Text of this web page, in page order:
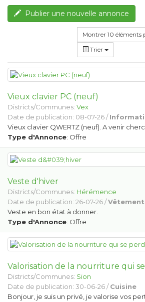
Publier une nouvelle annonce
Montrer 10 éléments
Trier
Vieux clavier PC (neuf)
Districts/Communes: Vex
Date de publication: 08-07-26 /
Vieux clavier QWERTZ (neuf). A venir
Type d'Annonce: Offre
Veste d'hiver
Districts/Communes: Hérémence
Date de publication: 26-07-26 /
Veste en bon état à donner.
Type d'Annonce: Offre
Valorisation de la nourriture qui
Districts/Communes: Sion
Date de publication: 30-06-26 /Cuisine
Bonjour, je suis un privé, je valorise vos